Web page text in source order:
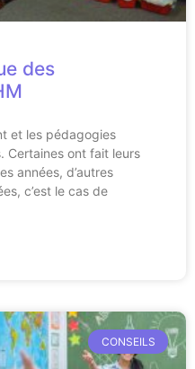
des
et les pédagogies
Certaines ont fait leurs
années, d’autres
c’est le cas de
CONSEILS